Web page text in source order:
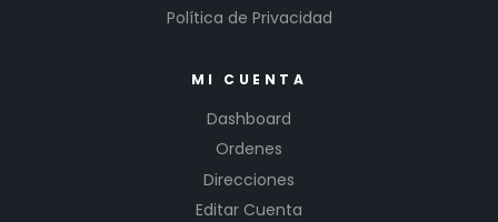
Política de Privacidad
MI CUENTA
Dashboard
Ordenes
Direcciones
Editar Cuenta